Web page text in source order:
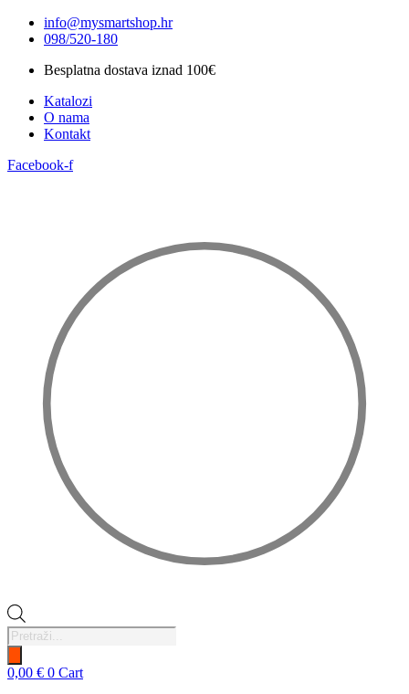
info@mysmartshop.hr
098/520-180
Besplatna dostava iznad 100€
Katalozi
O nama
Kontakt
Facebook-f
Products
search
0,00 € 0 Cart